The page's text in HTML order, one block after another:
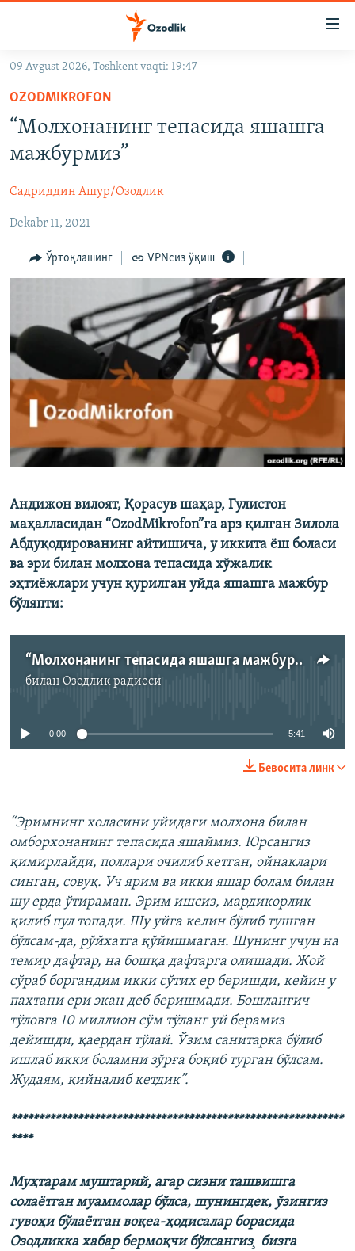
Асосий
навигацияга
ўтинг
Қидиришга
OZODVIDEO
OZODARXIV
На русском
ИЖТИМОИЙ ТАРМОҚЛАР
Озодлик бошқа тилларда
09 Avgust 2026, Toshkent vaqti: 19:47
OZODMIKROFON
“Молхонанинг тепасида яшашга
мажбурмиз”
Садриддин Ашур/Озодлик
Dekabr 11, 2021
Ўртоқлашинг VPNсиз ўқиш
Андижон вилоят, Қорасув шаҳар, Гулистон
маҳалласидан “OzodMikrofon”га арз қилган Зилола
Абдуқодированинг айтишича, у иккита ёш боласи
ва эри билан молхона тепасида хўжалик
эҳтиёжлари учун қурилган уйда яшашга мажбур
бўляпти:
“Молхонанинг тепасида яшашга мажбурмиз”
билан Озодлик радиоси
Айни дамда медиа-манба мавжуд эмас
0:00 5:41
Бевосита линк
“Эримнинг холасини уйидаги молхона билан
омборхонанинг тепасида яшаймиз. Юрсангиз
қимирлайди, поллари очилиб кетган, ойнаклари
синган, совуқ. Уч ярим ва икки яшар болам билан
шу ерда ўтираман. Эрим ишсиз, мардикорлик
қилиб пул топади. Шу уйга келин бўлиб тушган
бўлсам-да, рўйхатга қўйишмаган. Шунинг учун на
темир дафтар, на бошқа дафтарга олишади. Жой
сўраб боргандим икки сўтих ер беришди, кейин у
пахтани ери экан деб беришмади. Бошланғич
тўловга 10 миллион сўм тўланг уй берамиз
дейишди, қаердан тўлай. Ўзим санитарка бўлиб
ишлаб икки боламни зўрға боқиб турган бўлсам.
Жудаям, қийналиб кетдик”.
************************************************************
****
Муҳтарам муштарий, агар сизни ташвишга
солаётган муаммолар бўлса, шунингдек, ўзингиз
гувоҳи бўлаётган воқеа-ҳодисалар борасида
Озодликка хабар бермоқчи бўлсангиз¸ бизга